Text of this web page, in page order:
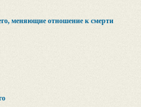
меняющие отношение к смерти